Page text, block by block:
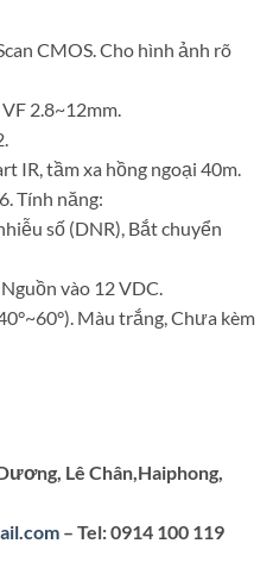
CMOS. Cho hình ảnh rõ
2.8~12mm.
.
IR, tầm xa hồng ngoại 40m.
Tính năng:
số (DNR), Bắt chuyển
vào 12 VDC.
Màu trắng, Chưa kèm
Lê Chân,Haiphong,
– Tel: 0914 100 119